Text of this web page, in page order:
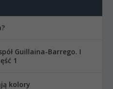
Guillaina-Barrego. I
1
kolory